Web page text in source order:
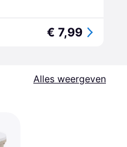
€ 7,99
Alles weergeven